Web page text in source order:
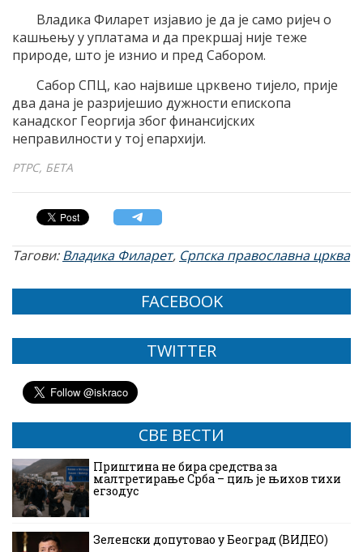
Владика Филарет изјавио је да је само ријеч о
кашњењу у уплатама и да прекршај није теже
природе, што је изнио и пред Сабором.
Сабор СПЦ, као највише црквено тијело, прије
два дана је разријешио дужности епископа
канадског Георгија због финансијских
неправилности у тој епархији.
РТРС, БЕТА
Тагови:Владика Филарет, Српска православна црква
FACEBOOK
TWITTER
СВЕ ВЕСТИ
Приштина не бира средства за
малтретирање Срба – циљ је њихов тихи
егзодус
Зеленски допутовао у Београд (ВИДЕО)